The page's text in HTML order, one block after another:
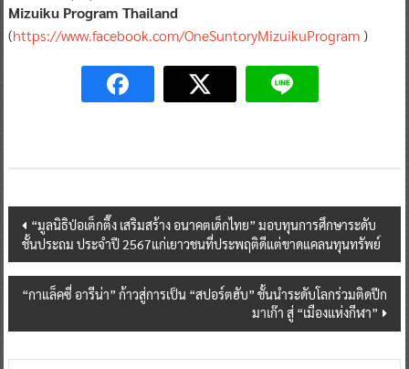
Mizuiku Program Thailand
(https://www.facebook.com/OneSuntoryMizuikuProgram)
Post
navigation
“มูลนิธิป่อเต็กตึ๊ง เสริมสร้าง อนาคตเด็กไทย” มอบทุนการศึกษาระดับ
ชั้นประถม ประจำปี 2567แก่เยาวชนที่ประพฤติดีแต่ขาดแคลนทุนทรัพย์
“กาแล็คซี่ อารีน่า” ก้าวสู่การเป็น “สปอร์ตฮับ” ชั้นนำระดับโลกร่วมติดปีก
มาเก๊า สู่ “เมืองแห่งกีฬา”